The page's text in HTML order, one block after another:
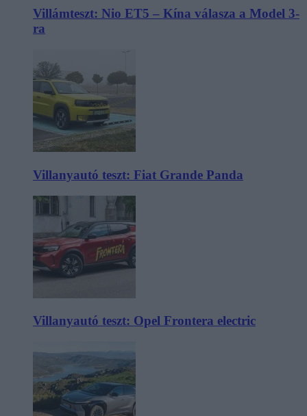
Villámteszt: Nio ET5 – Kína válasza a Model 3-
ra
Villanyautó teszt: Fiat Grande Panda
Villanyautó teszt: Opel Frontera electric